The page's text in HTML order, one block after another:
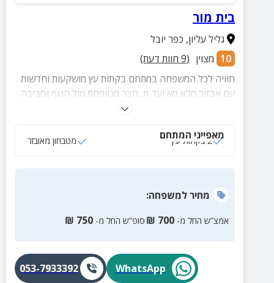
בית מור
גליל עליון, כפר יובל
10 מצוין (
9 חוות דעת)
חוויה לכל המשפחה במתחם בקתות עץ מושקעות וחדשות
עם אבזור מלא מא ועד ת, חצר מטופחת מול הנוף וסביבה
מלאה באטרקציות ופעילויות מהנות!
מאפייני המתחם
2 בקתות עץ מטבחון מאובזר
מחירלמשפחה:
אמצ”ש החל מ- 700
₪ סופ”ש החל מ- 750
₪
WhatsApp
053-7933392